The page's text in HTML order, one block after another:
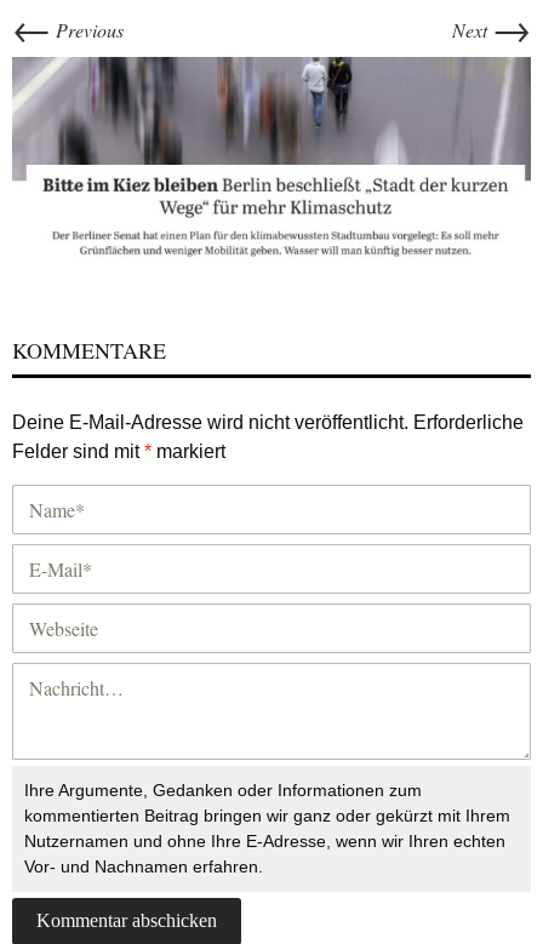
← Previous Next →
KOMMENTARE
Deine E-Mail-Adresse wird nicht veröffentlicht. Erforderliche
Felder sind mit* markiert
Ihre Argumente, Gedanken oder Informationen zum
kommentierten Beitrag bringen wir ganz oder gekürzt mit Ihrem
Nutzernamen und ohne Ihre E-Adresse, wenn wir Ihren echten
Vor- und Nachnamen erfahren.